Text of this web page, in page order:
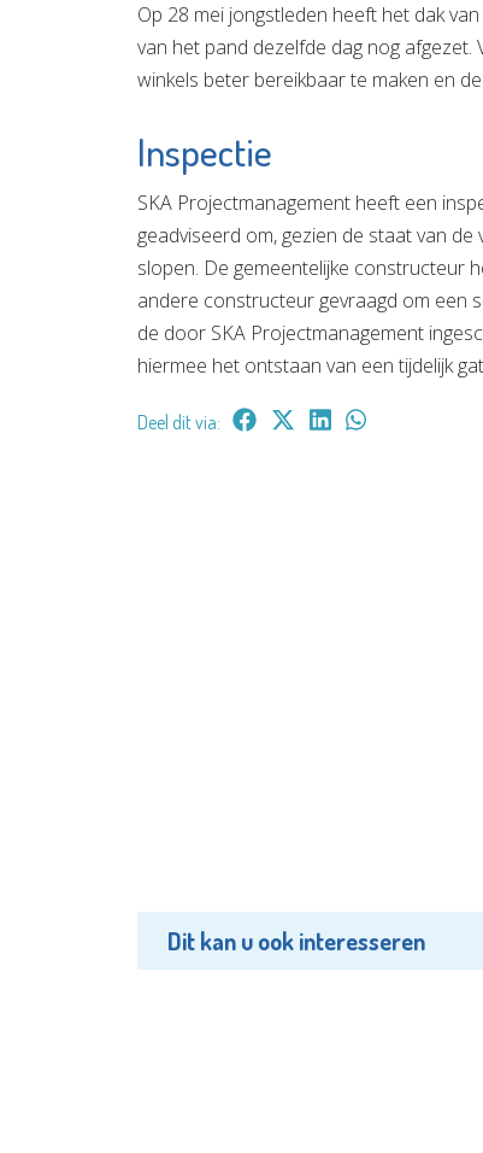
Op 28 mei jongstleden heeft het dak
van het pand dezelfde dag nog
winkels beter bereikbaar te maken en
Inspectie
SKA Projectmanagement heeft een
geadviseerd om, gezien de staat van
slopen. De gemeentelijke constructeur
andere constructeur gevraagd om een
de door SKA Projectmanagement
hiermee het ontstaan van een tijdelijk
Deel dit via:
Dit kan u ook interesseren